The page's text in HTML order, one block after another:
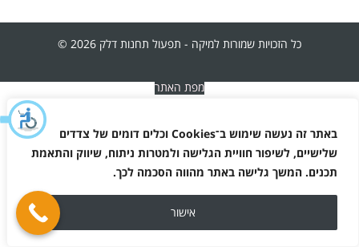
באתר זה נעשה שימוש ב־Cookies וכלים דומים של צדדים
שלישיים, לשיפור חוויית הגלישה ולמטרות ניתוח, שיווק והתאמת
תכנים. המשך גלישה באתר מהווה הסכמה לכך.
אישור
כל הזכויות שמורות למיקה - תפעול תחנות דלק 2026 ©
מפת האתר